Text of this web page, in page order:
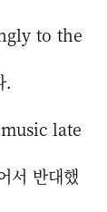
to the
.
late
서 반대했